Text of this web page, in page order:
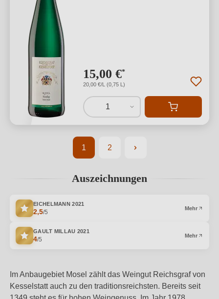
15,00 €*
20,00 €/L (0,75 L)
1
Seite
1
Seite
2
Auszeichnungen
EICHELMANN2021
2,5/5
Mehr
GAULT MILLAU 2021
4/5
Mehr
Im Anbaugebiet Mosel zählt das Weingut Reichsgraf von
Kesselstatt auch zu den traditionsreichsten. Bereits seit